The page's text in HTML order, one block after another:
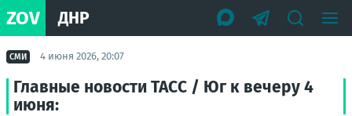
ZOV ДНР
СМИ 4 июня 2026, 20:07
Главные новости ТАСС / Юг к вечеру 4
июня: